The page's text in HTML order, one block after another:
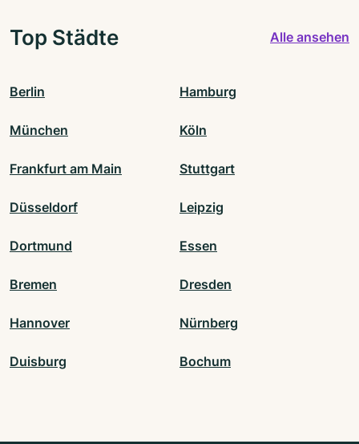
Top Städte Alle ansehen
Berlin Hamburg
München Köln
Frankfurt am Main Stuttgart
Düsseldorf Leipzig
Dortmund Essen
Bremen Dresden
Hannover Nürnberg
Duisburg Bochum